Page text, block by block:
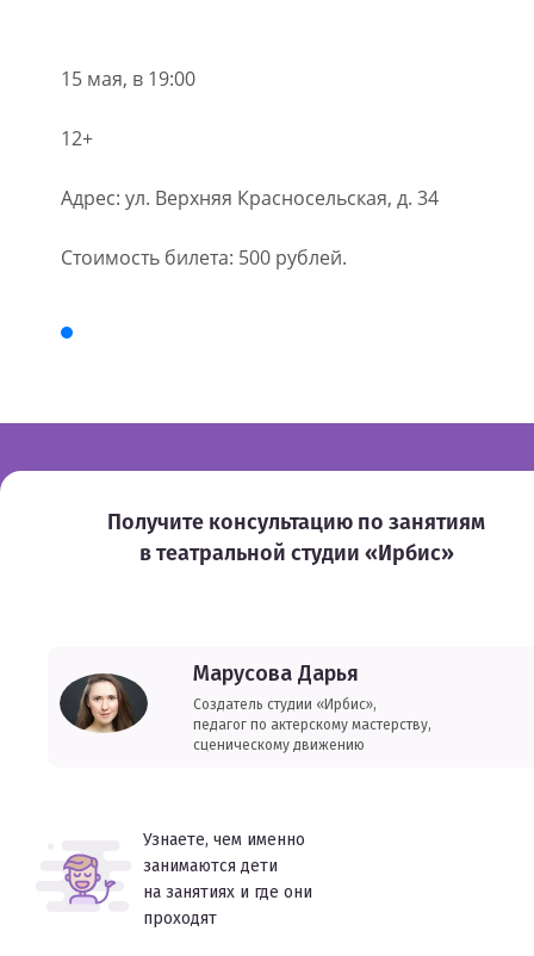
15 мая, в 19:00
12+
Адрес: ул. Верхняя Красносельская, д. 34
Стоимость билета: 500 рублей.
Получите консультацию по занятиям
в театральной студии «Ирбис»
Марусова Дарья
Создатель студии «Ирбис»,
педагог по актерскому мастерству,
сценическому движению
Узнаете, чем именно
занимаются дети
на занятиях и где они
проходят